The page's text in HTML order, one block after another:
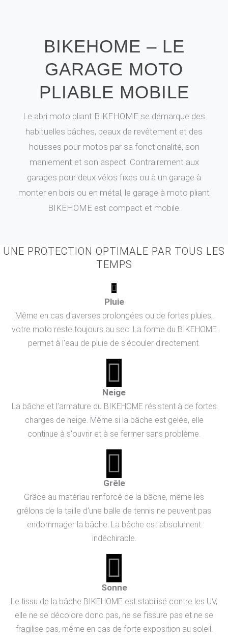
BIKEHOME – LE
GARAGE MOTO
PLIABLE MOBILE
Le abri moto pliant BIKEHOME se démarque des
habituelles bâches, peaux de revêtement et des
housses pour motos par sa fonctionalité, son
maniement et son aspect. Contrairement aux
garages pour deux vélos fixes ou à un garage à
monter en bois ou en métal, le garage à moto pliant
BIKEHOME est compact et mobile.
UNE PROTECTION OPTIMALE PAR TOUS LES
TEMPS
Pluie
Même en cas d'averses prolongées ou de fortes pluies,
votre moto reste toujours au sec. La forme du BIKEHOME
permet à l'eau de pluie de s'écouler directement.
Neige
La bâche et l'armature du BIKEHOME résistent à de fortes
charges de neige. Même si la bâche est gelée, elle
continue à s'ouvrir et à se fermer sans problème.
Grêle
Grâce au matériau renforcé de la bâche, même les
grêlons de la taille d'une balle de tennis ne peuvent pas
endommager la bâche. La bâche est absolument
indéchirable.
Sonne
Le tissu de la bâche BIKEHOME est stabilisé contre les UV,
elle ne se décolore donc pas, ne se fissure pas et ne se
fragilise pas, même en cas de forte exposition au soleil.